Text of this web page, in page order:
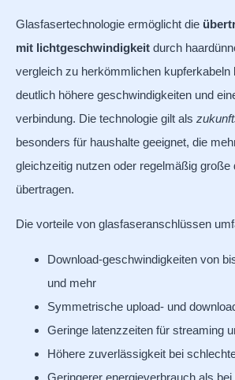
Glasfasertechnologie ermöglicht die
mit lichtgeschwindigkeit durch
vergleich zu herkömmlichen kupferkabeln
deutlich höhere geschwindigkeiten und
verbindung. Die technologie gilt als
besonders für haushalte geeignet, die
gleichzeitig nutzen oder regelmäßig große
übertragen.
Die vorteile von glasfaseranschlüssen
Download-geschwindigkeiten von
und mehr
Symmetrische upload- und
Geringe latenzzeiten für streaming
Höhere zuverlässigkeit bei
Geringerer energieverbrauch als